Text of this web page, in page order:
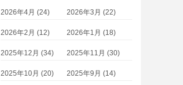
2026年4月 (24) 2026年3月 (22)
2026年2月 (12) 2026年1月 (18)
2025年12月 (34) 2025年11月 (30)
2025年10月 (20) 2025年9月 (14)